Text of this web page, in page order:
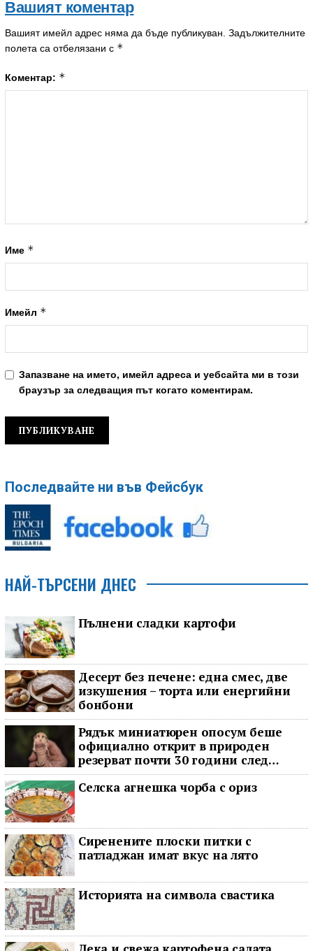
Вашият коментар
Вашият имейл адрес няма да бъде публикуван. Задължителните
полета са отбелязани с *
Коментар: *
Име *
Имейл *
Запазване на името, имейл адреса и уебсайта ми в този
браузър за следващия път когато коментирам.
Последвайте ни във Фейсбук
НАЙ-ТЪРСЕНИ ДНЕС
Пълнени сладки картофи
Десерт без печене: една смес, две
изкушения – торта или енергийни
бонбони
Рядък миниатюрен опосум беше
официално открит в природен
резерват почти 30 години след
последното му наблюдение
Селска агнешка чорба с ориз
Сиренените плоски питки с
патладжан имат вкус на лято
Историята на символа свастика